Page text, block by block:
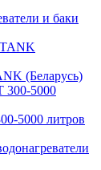
и баки
(Беларусь)
5000 литров